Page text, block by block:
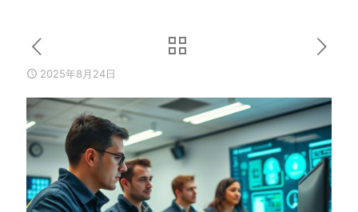
2025年8月24日